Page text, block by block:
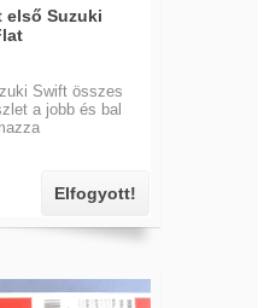
első Suzuki
Swift összes
a jobb és bal
Elfogyott!